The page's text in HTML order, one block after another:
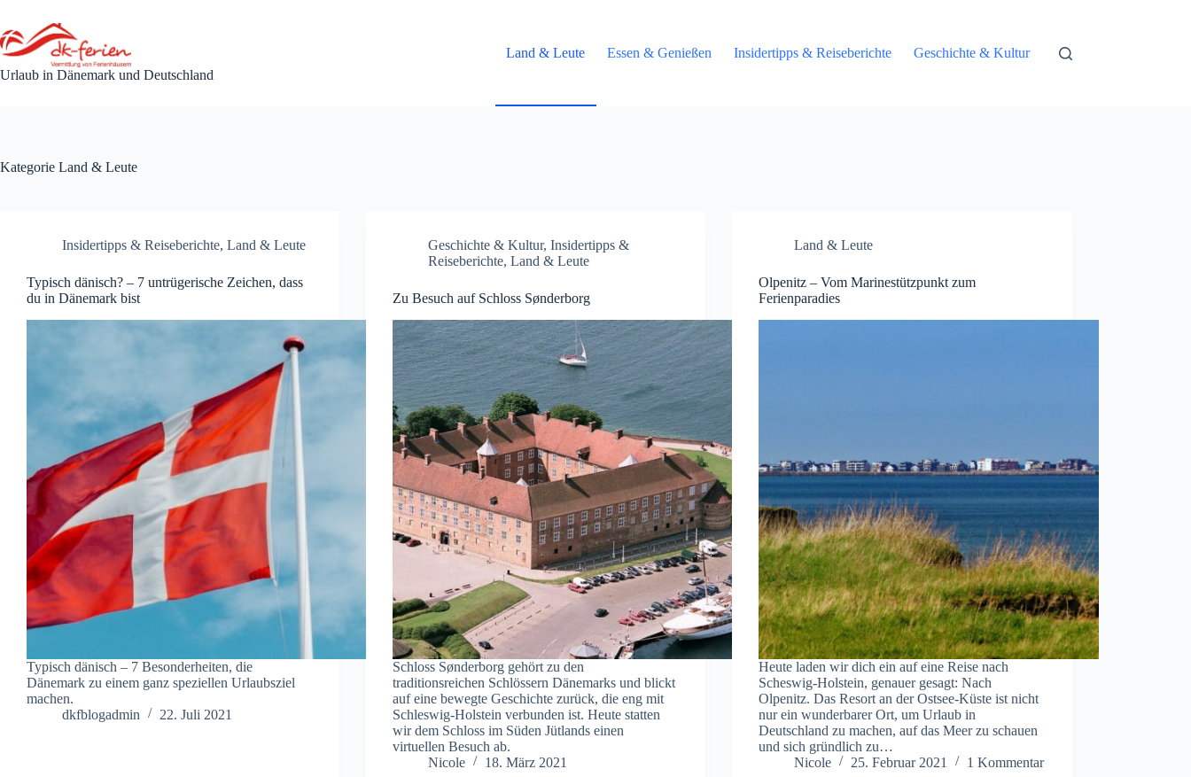
springen
Urlaub in Dänemark und Deutschland
Land & Leute Essen & Genießen Insidertipps & Reiseberichte Geschichte & Kultur
Kategorie Land & Leute
Insidertipps & Reiseberichte, Land & Leute
Typisch dänisch? – 7 untrügerische Zeichen, dass
du in Dänemark bist
Typisch dänisch – 7 Besonderheiten, die
Dänemark zu einem ganz speziellen Urlaubsziel
machen.
dkfblogadmin
22. Juli 2021
Geschichte & Kultur,Insidertipps &
Reiseberichte,Land & Leute
Zu Besuch auf Schloss Sønderborg
Schloss Sønderborg gehört zu den
traditionsreichen Schlössern Dänemarks und blickt
auf eine bewegte Geschichte zurück, die eng mit
Schleswig-Holstein verbunden ist. Heute statten
wir dem Schloss im Süden Jütlands einen
virtuellen Besuch ab.
Nicole
18. März 2021
Land & Leute
Olpenitz – Vom Marinestützpunkt zum
Ferienparadies
Heute laden wir dich ein auf eine Reise nach
Scheswig-Holstein, genauer gesagt: Nach
Olpenitz. Das Resort an der Ostsee-Küste ist nicht
nur ein wunderbarer Ort, um Urlaub in
Deutschland zu machen, auf das Meer zu schauen
und sich gründlich zu…
Nicole
25. Februar 2021 1 Kommentar